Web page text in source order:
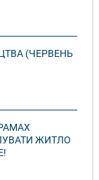
(ЧЕРВЕНЬ
ЖИТЛО